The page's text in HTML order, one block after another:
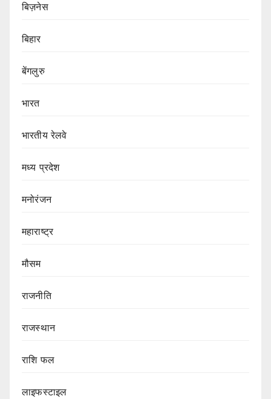
बिज़नेस
बिहार
बेंगलुरु
भारत
भारतीय रेलवे
मध्य प्रदेश
मनोरंजन
महाराष्ट्र
मौसम
राजनीति
राजस्थान
राशि फल
लाइफस्टाइल